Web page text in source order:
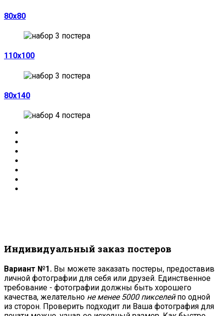
80х80
110х100
80х140
Индивидуальный заказ постеров
Вариант №1. Вы можете заказать постеры, предоставив
личной фотографии для себя или друзей. Единственное
требование - фотографии должны быть хорошего
качества, желательно не менее 5000 пикселейпо одной
из сторон. Проверить подходит ли Ваша фотография для